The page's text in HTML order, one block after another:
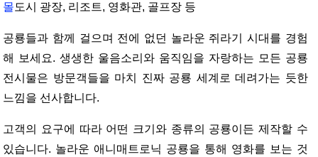
몰도시 광장, 리조트, 영화관, 골프장 등
공룡들과 함께 걸으며 전에 없던 놀라운 쥐라기 시대를 경험
해 보세요. 생생한 울음소리와 움직임을 자랑하는 모든 공룡
전시물은 방문객들을 마치 진짜 공룡 세계로 데려가는 듯한
느낌을 선사합니다.
고객의 요구에 따라 어떤 크기와 종류의 공룡이든 제작할 수
있습니다. 놀라운 애니매트로닉 공룡을 통해 영화를 보는 것